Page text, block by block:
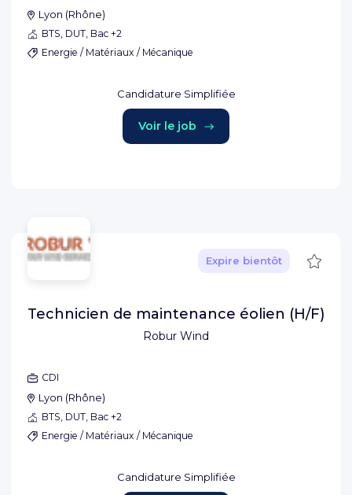
Lyon (Rhône)
BTS, DUT, Bac +2
Energie / Matériaux / Mécanique
Candidature Simplifiée
Voir le job
Robur Wind
Expire bientôt
Technicien de maintenance éolien (H/F)
CDI
Lyon (Rhône)
BTS, DUT, Bac +2
Energie / Matériaux / Mécanique
Candidature Simplifiée